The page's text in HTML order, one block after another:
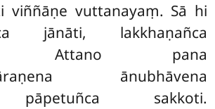
viññāṇe vuttanayaṃ. Sā hi
jānāti, lakkhaṇañca
Attano pana
ānubhāvena
pāpetuñca sakkoti.